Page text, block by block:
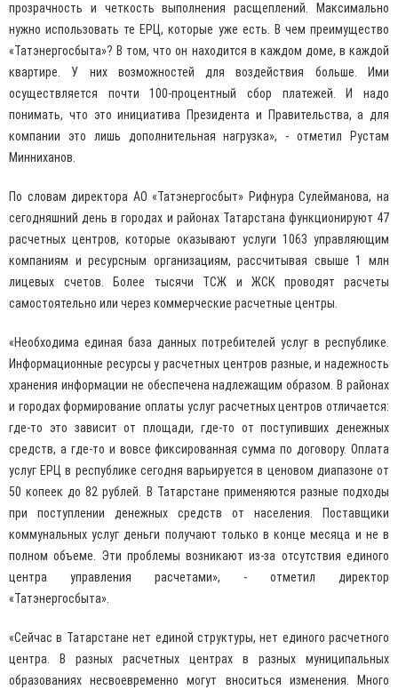
прозрачность и четкость выполнения расщеплений. Максимально
нужно использовать те ЕРЦ, которые уже есть. В чем преимущество
«Татэнергосбыта»? В том, что он находится в каждом доме, в каждой
квартире. У них возможностей для воздействия больше. Ими
осуществляется почти 100-процентный сбор платежей. И надо
понимать, что это инициатива Президента и Правительства, а для
компании это лишь дополнительная нагрузка», - отметил Рустам
Минниханов.
По словам директора АО «Татэнергосбыт» Рифнура Сулейманова, на
сегодняшний день в городах и районах Татарстана функционируют 47
расчетных центров, которые оказывают услуги 1063 управляющим
компаниям и ресурсным организациям, рассчитывая свыше 1 млн
лицевых счетов. Более тысячи ТСЖ и ЖСК проводят расчеты
самостоятельно или через коммерческие расчетные центры.
«Необходима единая база данных потребителей услуг в республике.
Информационные ресурсы у расчетных центров разные, и надежность
хранения информации не обеспечена надлежащим образом. В районах
и городах формирование оплаты услуг расчетных центров отличается:
где-то это зависит от площади, где-то от поступивших денежных
средств, а где-то и вовсе фиксированная сумма по договору. Оплата
услуг ЕРЦ в республике сегодня варьируется в ценовом диапазоне от
50 копеек до 82 рублей. В Татарстане применяются разные подходы
при поступлении денежных средств от населения. Поставщики
коммунальных услуг деньги получают только в конце месяца и не в
полном объеме. Эти проблемы возникают из-за отсутствия единого
центра управления расчетами», - отметил директор
«Татэнергосбыта».
«Сейчас в Татарстане нет единой структуры, нет единого расчетного
центра. В разных расчетных центрах в разных муниципальных
образованиях несвоевременно могут вноситься изменения. Много